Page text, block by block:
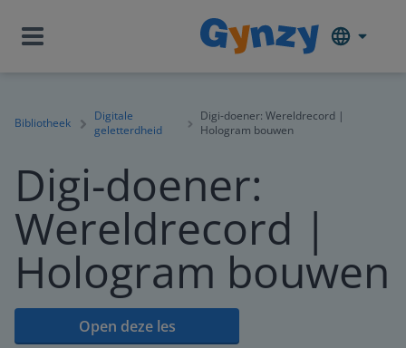
Bibliotheek
Digitale
geletterdheid
Digi-doener: Wereldrecord |
Hologram bouwen
Digi-doener:
Wereldrecord |
Hologram bouwen
Open deze les